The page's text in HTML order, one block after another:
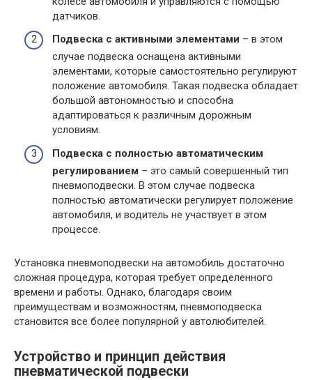
датчиков.
Подвеска с активными элементами – в этом
случае подвеска оснащена активными
элементами, которые самостоятельно регулируют
положение автомобиля. Такая подвеска обладает
большой автономностью и способна
адаптироваться к различным дорожным
условиям.
Подвеска с полностью автоматическим
регулированием – это самый совершенный тип
пневмоподвески. В этом случае подвеска
полностью автоматически регулирует положение
автомобиля, и водитель не участвует в этом
процессе.
Установка пневмоподвески на автомобиль достаточно
сложная процедура, которая требует определенного
времени и работы. Однако, благодаря своим
преимуществам и возможностям, пневмоподвеска
становится все более популярной у автолюбителей.
Устройство и принцип действия
пневматической подвески